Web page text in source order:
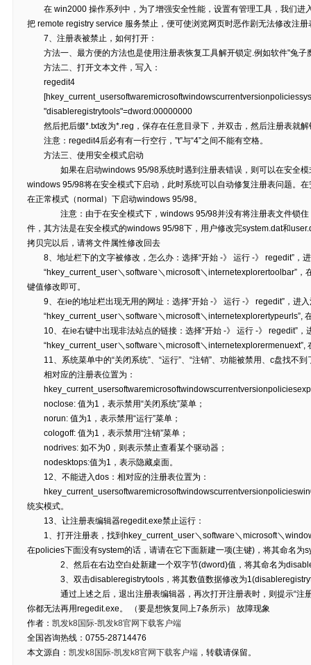
在 win2000 操作系列中，为了增强安全性能，设置有管理工具，我们进入
把 remote registry service 服务禁止，便可使浏览网页时恶作剧无法修改注
7、注册表被禁止，如何打开：
方法一、最方便的方法也是使用注册表恢复工具解开锁定.例如软件"兔子
方法二、打开文本文件，写入：
regedit4
"disableregistrytools"=dword:00000000
然后把后缀*.txt改为*.reg，保存在任意目录下，并双击，然后注册表就
注意：regedit4后必有有一行空行，”t”与“4”之间不能有空格。
方法三、使用安全模式启动
如果在启动windows 95/98系统时遇到注册表错误，则可以在安全模
windows 95/98将在安全模式下启动，此时系统可以自动修复注册表问题。
在正常模式（normal）下启动windows 95/98。
注意：由于在安全模式下，windows 95/98并没有将注册表文件锁住
件，其方法是在安全模式的windows 95/98下，用户修改完system.dat和
拷贝完以后，请将文件属性修改回去
8、地址栏下的文字被修改，怎么办：选择“开始 -》 运行 -》 regedit”，
“hkey_current_user＼software＼microsoft＼internetexplorertoolbar”，
键值修改即可。
9、在ie的地址栏出现无用的网址：选择“开始 -》 运行 -》 regedit”，进
“hkey_current_user＼software＼microsoft＼internetexplorertypeurls”,
10、在ie右键中出现非法站点的链接：选择“开始 -》 运行 -》 regedit”，
“hkey_current_user＼software＼microsoft＼internetexplorermenuext”,
11、系统菜单中的“关闭系统”、“运行”、“注销”、功能被禁用、c盘找不
相对应的注册表位置为：
noclose: 值为1，表示禁用“关闭系统”菜单；
norun: 值为1，表示禁用“运行”菜单；
cologoff: 值为1，表示禁用“注销”菜单；
nodrives: 如不为0，则表示禁止查看某个驱动器；
nodesktops:值为1，表示隐藏桌面。
12、不能进入dos：相对应的注册表位置为：
统实模式。
13、让注册表编辑器regedit.exe禁止运行：
1、打开注册表，找到hkey_current_user＼software＼microsoft＼
在policies下面没有system的话，请请在它下面新建一项(主键)，将其命名为
2、然后在右边空白处新建一个双字节(dword)值，将其命名为
3、双击disableregistrytools，将其数值数据修改为
通过上述之后，退出注册表编辑器，再次打开注册表时，则提示“注册
你都无法再用regedit.exe。 （要是想恢复同上7条所示） 故障现象
作者： 凯发k8国际-凯发k8官网下载客户端
全国咨询热线：0755-28714476
本文源自： 凯发k8国际-凯发k8官网下载客户端 ，转载请保留。